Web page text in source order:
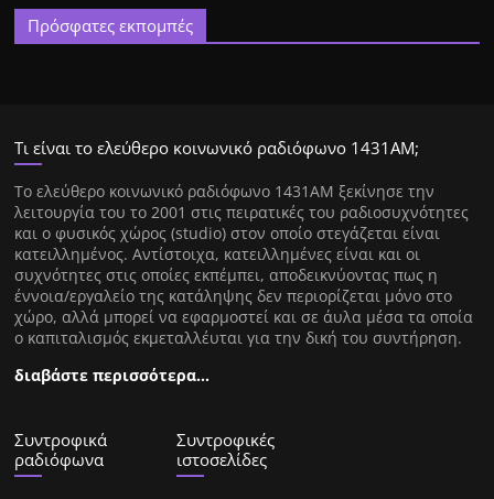
Πρόσφατες εκπομπές
Τι είναι το ελεύθερο κοινωνικό ραδιόφωνο 1431ΑΜ;
Tο ελεύθερο κοινωνικό ραδιόφωνο 1431AM ξεκίνησε την
λειτουργία του το 2001 στις πειρατικές του ραδιοσυχνότητες
και ο φυσικός χώρος (studio) στον οποίο στεγάζεται είναι
κατειλλημένος. Αντίστοιχα, κατειλλημένες είναι και οι
συχνότητες στις οποίες εκπέμπει, αποδεικνύοντας πως η
έννοια/εργαλείο της κατάληψης δεν περιορίζεται μόνο στο
χώρο, αλλά μπορεί να εφαρμοστεί και σε άυλα μέσα τα οποία
ο καπιταλισμός εκμεταλλέυται για την δική του συντήρηση.
διαβάστε περισσότερα…
Συντροφικά
ραδιόφωνα
Συντροφικές
ιστοσελίδες